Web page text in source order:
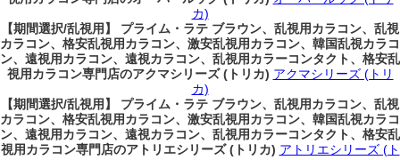
カ)
【期間選択/乱視用】 プライム・ラテ ブラウン、乱視用カラコン、乱視
カラコン、格安乱視用カラコン、激安乱視用カラコン、韓国乱視カラコ
ン、遠視用カラコン、遠視カラコン、乱視用カラーコンタクト、格安乱
視用カラコン専門店のアクマシリーズ (トリカ) アクマシリーズ (トリ
カ)
【期間選択/乱視用】 プライム・ラテ ブラウン、乱視用カラコン、乱視
カラコン、格安乱視用カラコン、激安乱視用カラコン、韓国乱視カラコ
ン、遠視用カラコン、遠視カラコン、乱視用カラーコンタクト、格安乱
視用カラコン専門店のアトリエシリーズ (トリカ) アトリエシリーズ (ト